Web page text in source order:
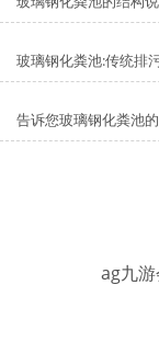
玻璃钢化粪池:传统排
告诉您玻璃钢化粪池
ag九